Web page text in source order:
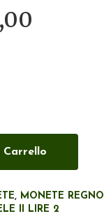
Carrello
, MONETE
II LIRE 2